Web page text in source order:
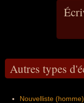
Autres types
Nouvelliste